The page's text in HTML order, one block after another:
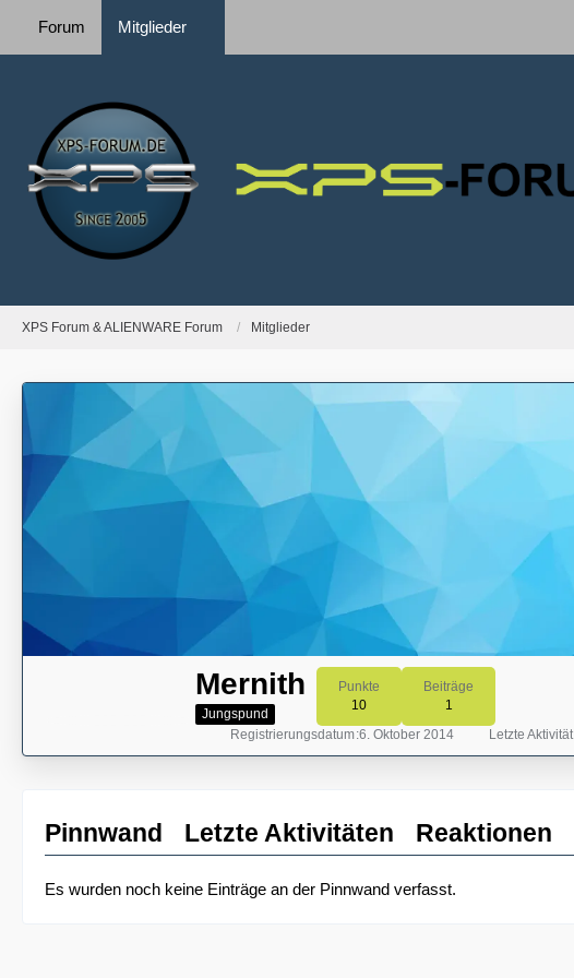
Forum Mitglieder
XPS Forum & ALIENWARE Forum Mitglieder
Mernith
Jungspund
Punkte
10
Beiträge
1
Registrierungsdatum 6. Oktober 2014 Letzte Aktivität
Pinnwand Letzte Aktivitäten Reaktionen
Es wurden noch keine Einträge an der Pinnwand verfasst.